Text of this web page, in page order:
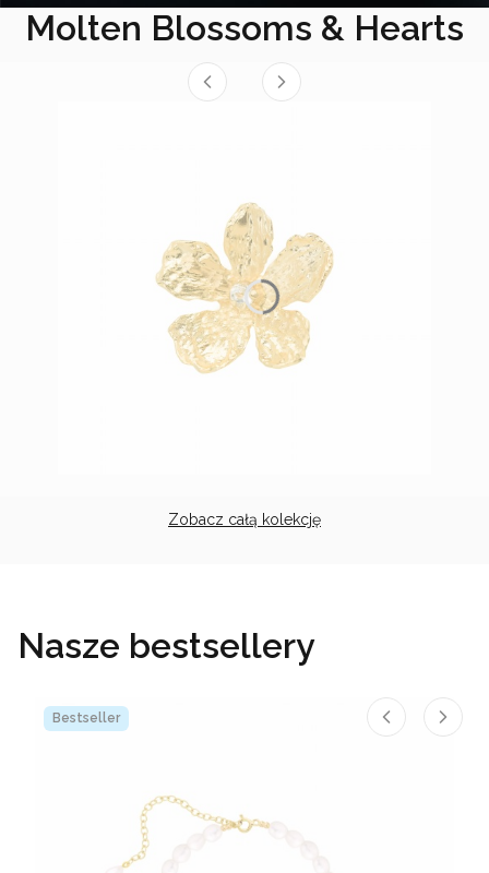
Molten Blossoms & Hearts
Zobacz całą kolekcję
Nasze bestsellery
Bestseller